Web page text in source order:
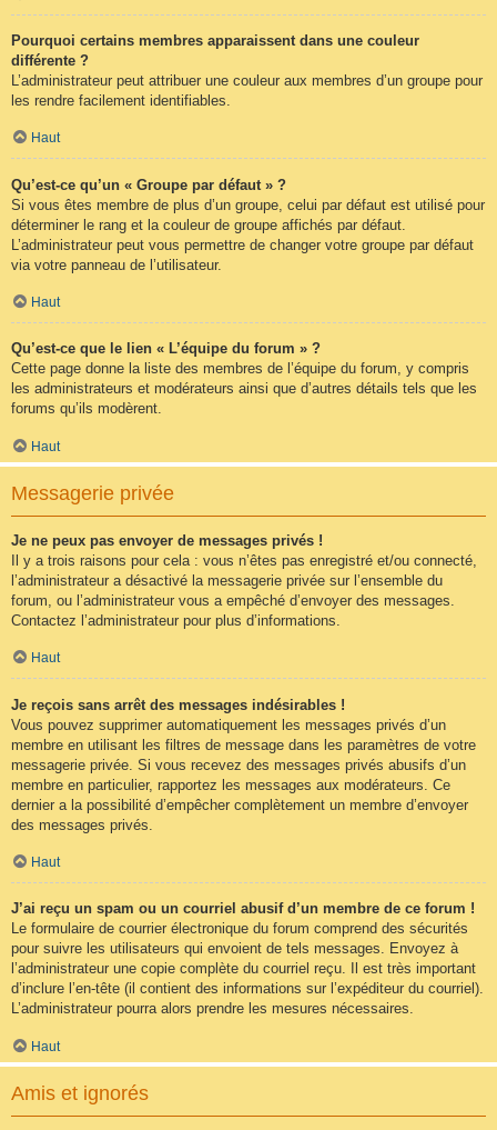
Pourquoi certains membres apparaissent dans une couleur
différente ?
L’administrateur peut attribuer une couleur aux membres d’un groupe pour
les rendre facilement identifiables.
Haut
Qu’est-ce qu’un « Groupe par défaut » ?
Si vous êtes membre de plus d’un groupe, celui par défaut est utilisé pour
déterminer le rang et la couleur de groupe affichés par défaut.
L’administrateur peut vous permettre de changer votre groupe par défaut
via votre panneau de l’utilisateur.
Haut
Qu’est-ce que le lien « L’équipe du forum » ?
Cette page donne la liste des membres de l’équipe du forum, y compris
les administrateurs et modérateurs ainsi que d’autres détails tels que les
forums qu’ils modèrent.
Haut
Messagerie privée
Je ne peux pas envoyer de messages privés !
Il y a trois raisons pour cela : vous n’êtes pas enregistré et/ou connecté,
l’administrateur a désactivé la messagerie privée sur l’ensemble du
forum, ou l’administrateur vous a empêché d’envoyer des messages.
Contactez l’administrateur pour plus d’informations.
Haut
Je reçois sans arrêt des messages indésirables !
Vous pouvez supprimer automatiquement les messages privés d’un
membre en utilisant les filtres de message dans les paramètres de votre
messagerie privée. Si vous recevez des messages privés abusifs d’un
membre en particulier, rapportez les messages aux modérateurs. Ce
dernier a la possibilité d’empêcher complètement un membre d’envoyer
des messages privés.
Haut
J’ai reçu un spam ou un courriel abusif d’un membre de ce forum !
Le formulaire de courrier électronique du forum comprend des sécurités
pour suivre les utilisateurs qui envoient de tels messages. Envoyez à
l’administrateur une copie complète du courriel reçu. Il est très important
d’inclure l’en-tête (il contient des informations sur l’expéditeur du courriel).
L’administrateur pourra alors prendre les mesures nécessaires.
Haut
Amis et ignorés